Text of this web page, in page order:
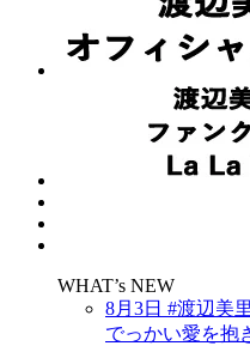
WHAT’s NEW
8月3日 #渡辺美
でっかい愛を抱